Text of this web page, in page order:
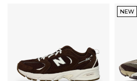
NEW